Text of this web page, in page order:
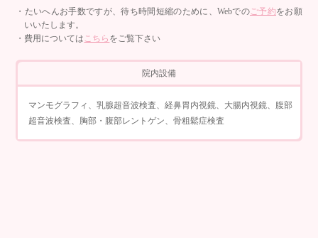
・たいへんお手数ですが、待ち時間短縮のために、Webでのご予約をお願
いいたします。
・費用についてはこちら をご覧下さい
院内設備
マンモグラフィ、乳腺超音波検査、経鼻胃内視鏡、大腸内視鏡、腹部
超音波検査、胸部・腹部レントゲン、骨粗鬆症検査